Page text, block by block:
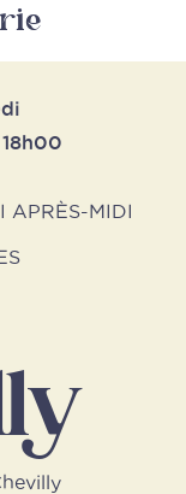
APRÈS-MIDI